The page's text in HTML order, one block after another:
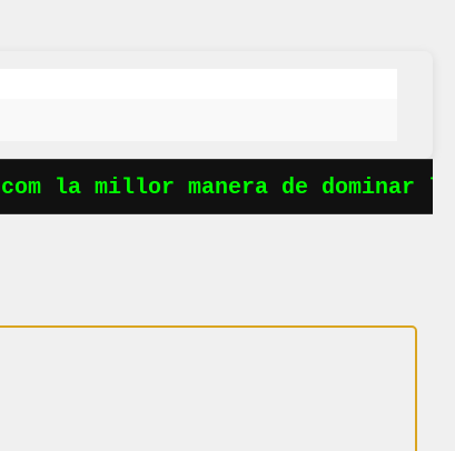
la millor manera de dominar